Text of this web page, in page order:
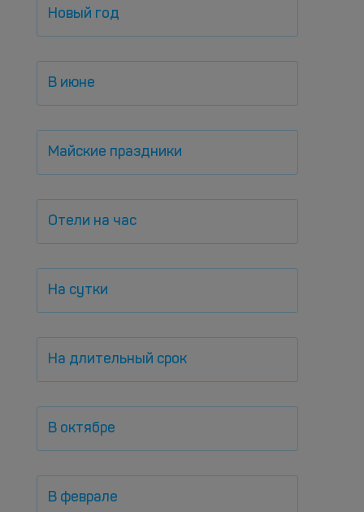
Новый год
В июне
Майские праздники
Отели на час
На сутки
На длительный срок
В октябре
В феврале